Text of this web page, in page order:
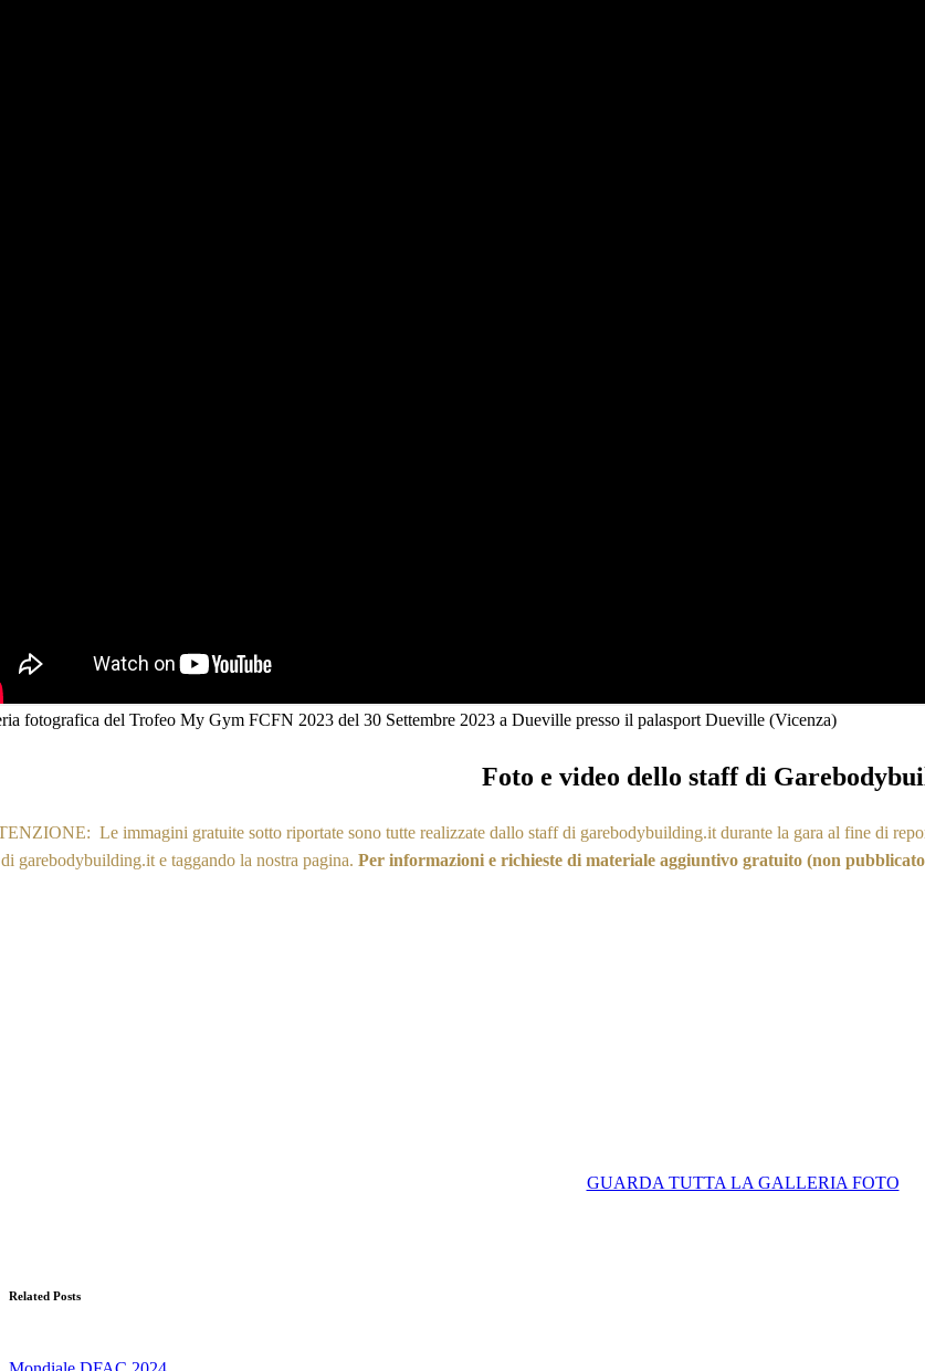
fotografica del Trofeo My Gym FCFN 2023 del 30 Settembre 2023 a Dueville presso il palasport Dueville (Vicenza)
Foto e video dello staff di
Le immagini gratuite sotto riportate sono tutte realizzate dallo staff di garebodybuilding.it durante la gara al fine di
garebodybuilding.it e taggando la nostra pagina. Per informazioni e richieste di materiale aggiuntivo gratuito (non
GUARDA TUTTA LA GALLERIA FOTO
Related Posts